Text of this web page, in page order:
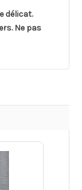
délicat.
Ne pas